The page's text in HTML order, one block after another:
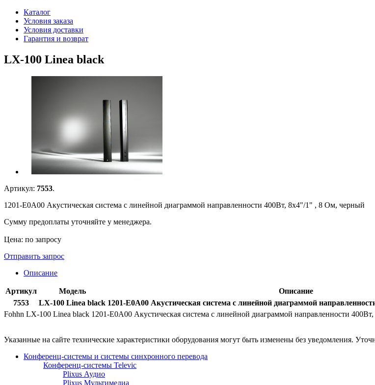
Каталог
Условия заказа
Условия доставки
Гарантия и возврат
LX-100 Linea black
Артикул: 7553.
1201-E0A00 Акустическая система с линейной диаграммой направленности 400Вт, 8x4"/1" , 8 Ом, черный
Сумму предоплаты уточняйте у менеджера.
Цена: по запросу
Отправить запрос
Описание
Артикул Модель Описание
7553
LX-100 Linea black 1201-E0A00 Акустическая система с линейной диаграммой
Fohhn LX-100 Linea black 1201-E0A00 Акустическая система с линейной диаграммой направленности
Указанные на сайте технические характеристики оборудования могут быть изменены без уведомления.
Конференц-системы и системы синхронного перевода
Конференц-системы Televic
Plixus Аудио
Plixus Мультимедиа